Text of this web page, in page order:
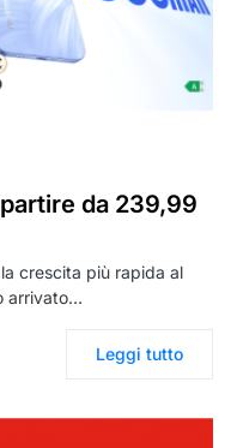
da 239,99
crescita più rapida al
arrivato…
Leggi tutto